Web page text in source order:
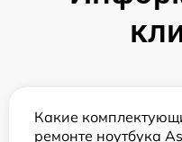
Какие
ремонте ноутбука